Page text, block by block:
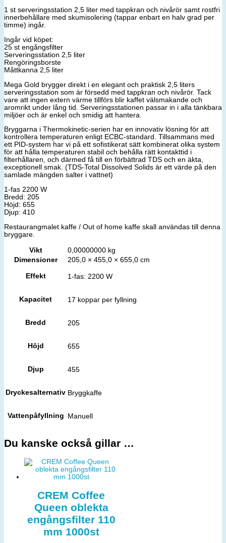
1 st serveringsstation 2,5 liter med tappkran och nivårör samt rostfri
innerbehållare med skumisolering (tappar enbart en halv grad per
timme) ingår.
Ingår vid köpet:
25 st engångsfilter
Serveringsstation 2,5 liter
Rengöringsborste
Måttkanna 2,5 liter
Mega Gold brygger direkt i en elegant och praktisk 2,5 liters
serveringsstation som är försedd med tappkran och nivårör. Tack
vare att ingen extern värme tillförs blir kaffet välsmakande och
aromrikt under lång tid. Serveringsstationen passar in i alla tänkbara
miljöer och är enkel och smidig att hantera.
Bryggarna i Thermokinetic-serien har en innovativ lösning för att
kontrollera temperaturen enligt ECBC-standard. Tillsammans med
ett PID-system har vi på ett sofistikerat sätt kombinerat olika system
för att hålla temperaturen stabil och behålla rätt kontakttid i
filterhållaren, och därmed få till en förbättrad TDS och en äkta,
exceptionell smak. (TDS-Total Dissolved Solids är ett värde på den
samlade mängden salter i vattnet)
1-fas 2200 W
Bredd: 205
Höjd: 655
​Djup: 410
Restaurangmalet kaffe / Out of home kaffe skall användas till denna
bryggare.
Vikt
0,00000000 kg
Dimensioner
205,0 × 455,0 × 655,0 cm
Effekt 1-fas: 2200 W
Kapacitet 17 koppar per fyllning
Bredd 205
Höjd 655
Djup 455
Dryckesalternativ Bryggkaffe
Vattenpåfyllning Manuell
Du kanske också gillar …
CREM Coffee
Queen oblekta
engångsfilter 110
mm 1000st